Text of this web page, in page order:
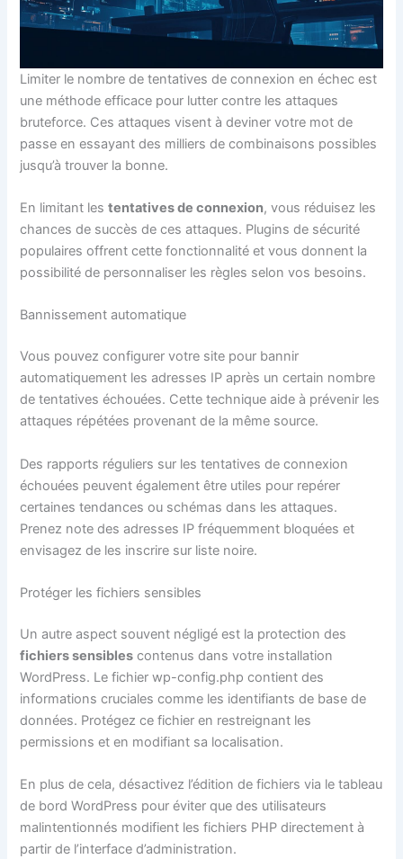
Limiter le nombre de tentatives de connexion en échec est
une méthode efficace pour lutter contre les attaques
bruteforce. Ces attaques visent à deviner votre mot de
passe en essayant des milliers de combinaisons possibles
jusqu’à trouver la bonne.
En limitant lestentatives de connexion, vous réduisez les
chances de succès de ces attaques. Plugins de sécurité
populaires offrent cette fonctionnalité et vous donnent la
possibilité de personnaliser les règles selon vos besoins.
Bannissement automatique
Vous pouvez configurer votre site pour bannir
automatiquement les adresses IP après un certain nombre
de tentatives échouées. Cette technique aide à prévenir les
attaques répétées provenant de la même source.
Des rapports réguliers sur les tentatives de connexion
échouées peuvent également être utiles pour repérer
certaines tendances ou schémas dans les attaques.
Prenez note des adresses IP fréquemment bloquées et
envisagez de les inscrire sur liste noire.
Protéger les fichiers sensibles
Un autre aspect souvent négligé est la protection des
fichiers sensibles contenus dans votre installation
WordPress. Le fichier wp-config.php contient des
informations cruciales comme les identifiants de base de
données. Protégez ce fichier en restreignant les
permissions et en modifiant sa localisation.
En plus de cela, désactivez l’édition de fichiers via le tableau
de bord WordPress pour éviter que des utilisateurs
malintentionnés modifient les fichiers PHP directement à
partir de l’interface d’administration.